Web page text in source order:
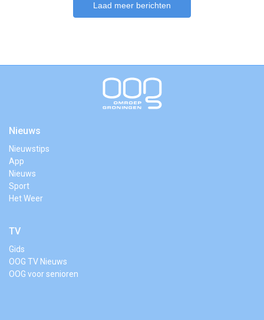
Laad meer berichten
Nieuws
Nieuwstips
App
Nieuws
Sport
Het Weer
TV
Gids
OOG TV Nieuws
OOG voor senioren